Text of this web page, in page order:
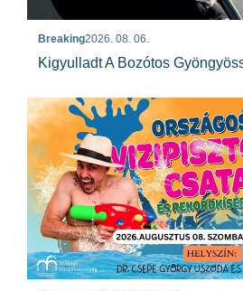
Breaking2026. 08. 06.
Kigyulladt A Bozótos